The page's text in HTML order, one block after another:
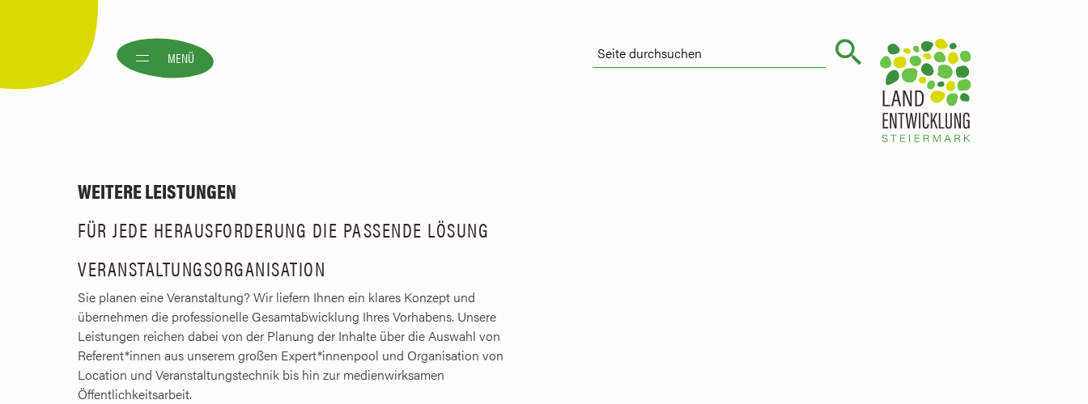
MENÜ
WEITERE LEISTUNGEN
FÜR JEDE HERAUSFORDERUNG DIE PASSENDE LÖSUNG
VERANSTALTUNGSORGANISATION
Sie planen eine Veranstaltung? Wir liefern Ihnen ein klares Konzept und
übernehmen die professionelle Gesamtabwicklung Ihres Vorhabens. Unsere
Leistungen reichen dabei von der Planung der Inhalte über die Auswahl von
Referent*innen aus unserem großen Expert*innenpool und Organisation von
Location und Veranstaltungstechnik bis hin zur medienwirksamen
Öffentlichkeitsarbeit.